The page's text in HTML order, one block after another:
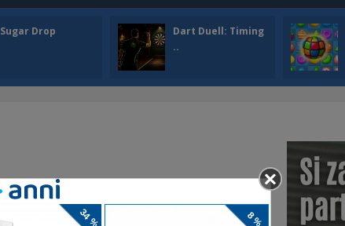
Sugar Drop
Dart Duell: Timing
..